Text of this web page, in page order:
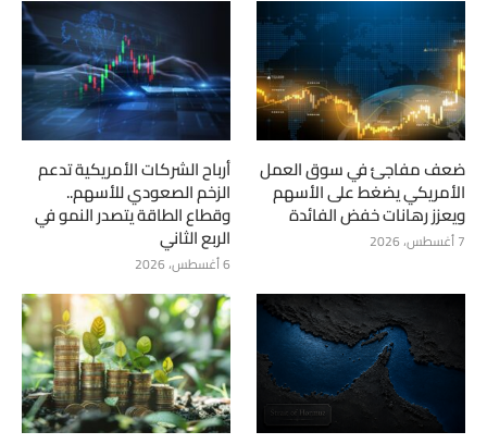
ضعف مفاجئ في سوق العمل
الأمريكي يضغط على الأسهم
ويعزز رهانات خفض الفائدة
7 أغسطس، 2026
أرباح الشركات الأمريكية تدعم
الزخم الصعودي للأسهم..
وقطاع الطاقة يتصدر النمو في
الربع الثاني
6 أغسطس، 2026